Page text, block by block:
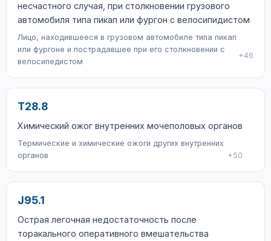
несчастного случая, при столкновении грузового
автомобиля типа пикап или фургон с велосипидистом
Лицо, находившееся в грузовом автомобиле типа пикап
или фургоне и пострадавшее при его столкновении с
велосипедистом
+46
T28.8
Химический ожог внутренних мочеполовых органов
Термические и химические ожоги других внутренних
органов
+50
J95.1
Острая легочная недостаточность после
торакального оперативного вмешательства